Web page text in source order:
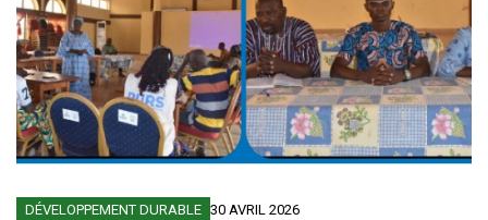
DÉVELOPPEMENT DURABLE 30 AVRIL 2026